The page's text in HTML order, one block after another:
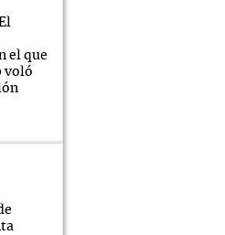
el que
voló